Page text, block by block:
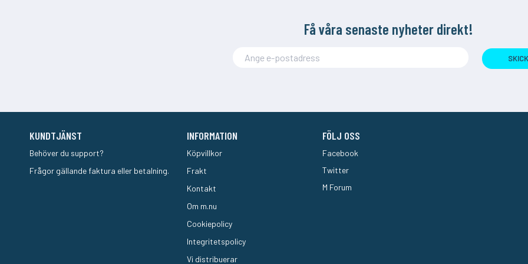
Få våra senaste nyheter direkt!
KUNDTJÄNST
Behöver du support?
Frågor gällande faktura eller betalning.
INFORMATION
Köpvillkor
Frakt
Kontakt
Om m.nu
Cookiepolicy
Integritetspolicy
Vi distribuerar
FÖLJ OSS
Facebook
Twitter
M Forum